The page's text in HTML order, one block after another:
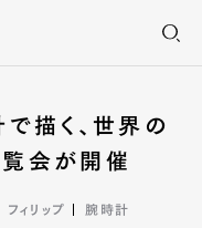
で描く、世界の
会が開催
フィリップ 腕時計